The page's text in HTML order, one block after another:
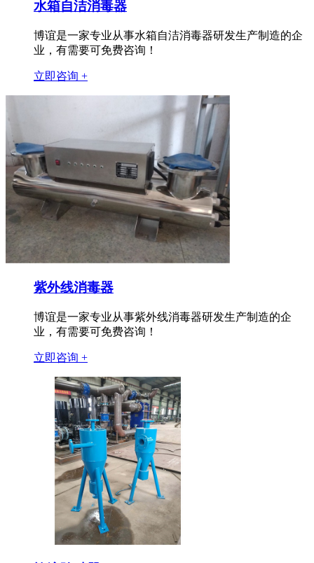
水箱自洁消毒器
博谊是一家专业从事水箱自洁消毒器研发生产制造的企
业，有需要可免费咨询！
立即咨询 +
紫外线消毒器
博谊是一家专业从事紫外线消毒器研发生产制造的企
业，有需要可免费咨询！
立即咨询 +